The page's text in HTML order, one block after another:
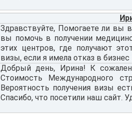
Здравствуйте, Помогаете ли вы
вы помочь в получении
этих центров, где получают
визы, если я имела отказ в
Добрый день, Ирина! К
Стоимость Международного
Вероятность получения визы
Спасибо, что посетили наш сайт.